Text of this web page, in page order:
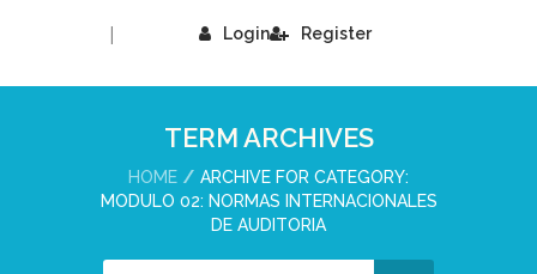
Login
| Register
TERM ARCHIVES
HOME
ARCHIVE FOR CATEGORY:
MODULO 02: NORMAS INTERNACIONALES
DE AUDITORIA